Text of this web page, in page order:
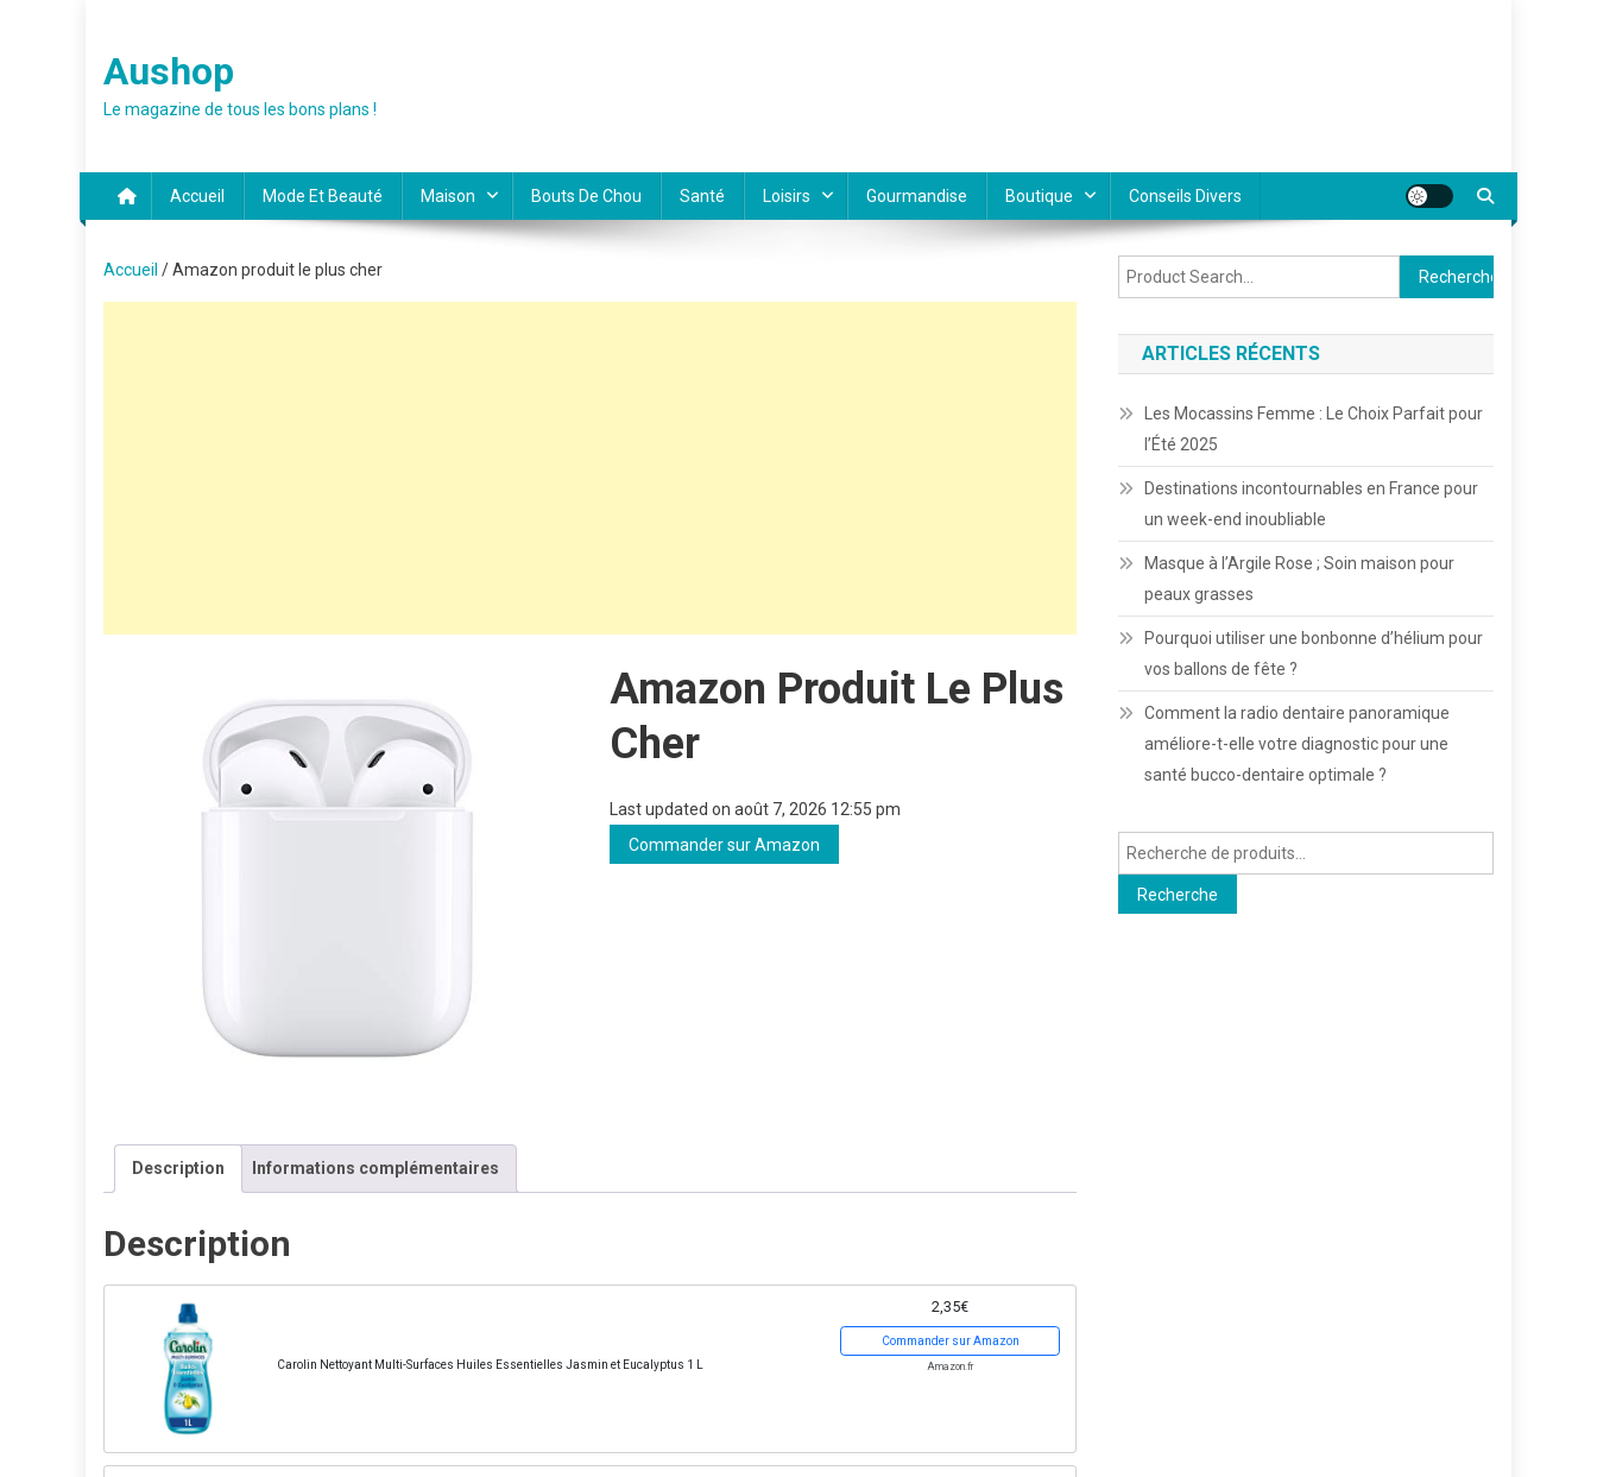
content
Aushop
Le magazine de tous les bons plans !
Accueil Mode Et Beauté Maison Bouts De Chou Santé Loisirs Gourmandise Boutique Conseils Divers
Accueil / Amazon produit le plus cher
Amazon Produit Le Plus
Cher
Last updated on août 7, 2026 12:55 pm
Commander sur Amazon
Description Informations complémentaires
Description
Carolin Nettoyant Multi-Surfaces Huiles Essentielles Jasmin et Eucalyptus 1 L
2,35€
Commander sur Amazon
Amazon.fr
Rechercher :
ARTICLES RÉCENTS
Les Mocassins Femme : Le Choix Parfait pour
l’Été 2025
Destinations incontournables en France pour
un week-end inoubliable
Masque à l’Argile Rose ; Soin maison pour
peaux grasses
Pourquoi utiliser une bonbonne d’hélium pour
vos ballons de fête ?
Comment la radio dentaire panoramique
améliore-t-elle votre diagnostic pour une
santé bucco-dentaire optimale ?
Recherche
pour :
Recherche